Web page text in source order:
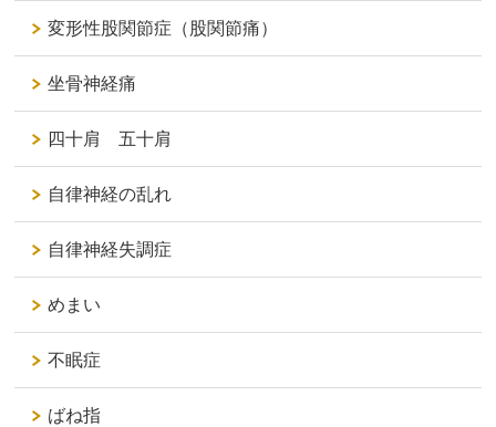
変形性股関節症（股関節痛）
坐骨神経痛
四十肩 五十肩
自律神経の乱れ
自律神経失調症
めまい
不眠症
ばね指